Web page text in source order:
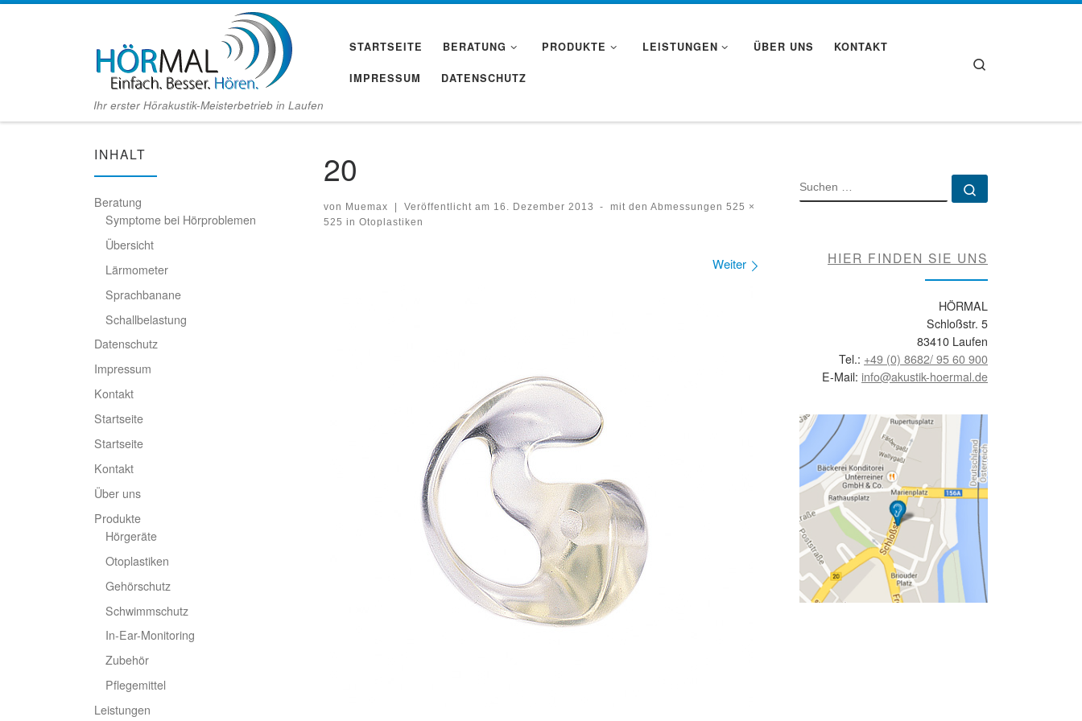
Ihr erster Hörakustik-Meisterbetrieb in Laufen
STARTSEITE BERATUNG PRODUKTE LEISTUNGEN ÜBER UNS KONTAKT
IMPRESSUM DATENSCHUTZ
20
von Muemax Veröffentlicht am 16. Dezember 2013 - mit den Abmessungen 525 ×
525 in Otoplastiken
Weiter
INHALT
Beratung
Symptome bei Hörproblemen
Übersicht
Lärmometer
Sprachbanane
Schallbelastung
Datenschutz
Impressum
Kontakt
Startseite
Startseite
Kontakt
Über uns
Produkte
Hörgeräte
Otoplastiken
Gehörschutz
Schwimmschutz
In-Ear-Monitoring
Zubehör
Pflegemittel
Leistungen
SUCHE
HIER FINDEN SIE UNS
HÖRMAL
Schloßstr. 5
83410 Laufen
Tel.: +49 (0) 8682/ 95 60 900
E-Mail: info@akustik-hoermal.de